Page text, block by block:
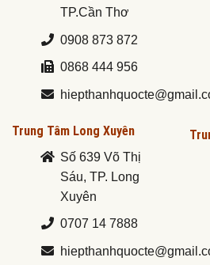
TP.Cần Thơ
0908 873 872
0868 444 956
Trung Tâm Long Xuyên
Số 639 Võ Thị
Sáu, TP. Long
Xuyên
0707 14 7888